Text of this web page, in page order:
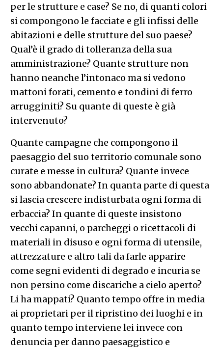
per le strutture e case? Se no, di quanti colori
si compongono le facciate e gli infissi delle
abitazioni e delle strutture del suo paese?
Qual’è il grado di tolleranza della sua
amministrazione? Quante strutture non
hanno neanche l’intonaco ma si vedono
mattoni forati, cemento e tondini di ferro
arrugginiti? Su quante di queste è già
intervenuto?
Quante campagne che compongono il
paesaggio del suo territorio comunale sono
curate e messe in cultura? Quante invece
sono abbandonate? In quanta parte di questa
si lascia crescere indisturbata ogni forma di
erbaccia? In quante di queste insistono
vecchi capanni, o parcheggi o ricettacoli di
materiali in disuso e ogni forma di utensile,
attrezzature e altro tali da farle apparire
come segni evidenti di degrado e incuria se
non persino come discariche a cielo aperto?
Li ha mappati? Quanto tempo offre in media
ai proprietari per il ripristino dei luoghi e in
quanto tempo interviene lei invece con
denuncia per danno paesaggistico e